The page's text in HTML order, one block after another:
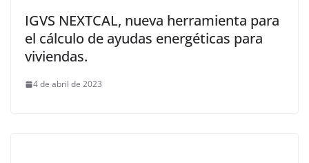
IGVS NEXTCAL, nueva herramienta para
el cálculo de ayudas energéticas para
viviendas.
4 de abril de 2023